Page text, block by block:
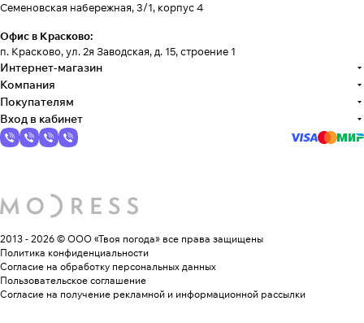
Семеновская набережная, 3/1, корпус 4
Офис в Красково:
п. Красково, ул. 2я Заводская, д. 15, строение 1
Интернет-магазин
Компания
Покупателям
Вход в кабинет
2013 - 2026 © ООО «Твоя погода» все права защищены
Политика конфиденциальности
Согласие на обработку персональных данных
Пользовательское соглашение
Согласие на получение рекламной и информационной рассылки